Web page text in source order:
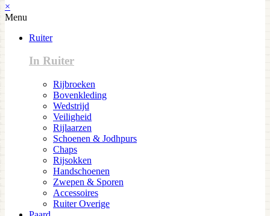
×
Menu
Ruiter
In Ruiter
Rijbroeken
Bovenkleding
Wedstrijd
Veiligheid
Rijlaarzen
Schoenen & Jodhpurs
Chaps
Rijsokken
Handschoenen
Zwepen & Sporen
Accessoires
Ruiter Overige